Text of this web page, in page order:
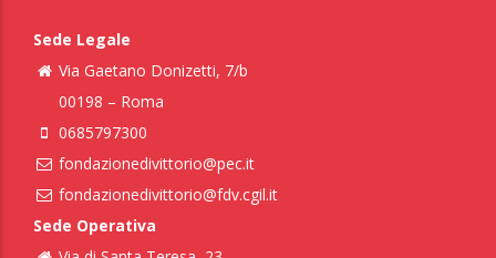
Sede Legale
Via Gaetano Donizetti, 7/b
00198 – Roma
0685797300
fondazionedivittorio@pec.it
fondazionedivittorio@fdv.cgil.it
Sede Operativa